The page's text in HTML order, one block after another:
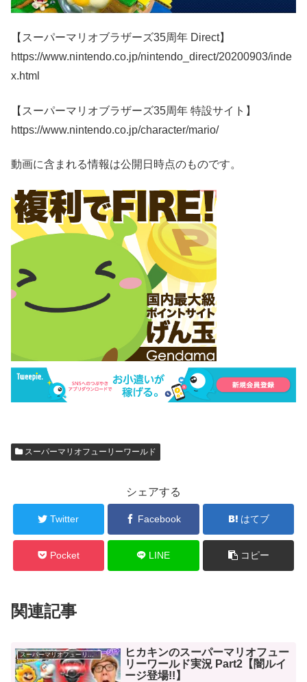
【スーパーマリオブラザーズ35周年 Direct】
https://www.nintendo.co.jp/nintendo_direct/20200903/inde
x.html
【スーパーマリオブラザーズ35周年 特設サイト】
https://www.nintendo.co.jp/character/mario/
動画に含まれる情報は公開日時点のものです。
スーパーマリオフューリーワールド
シェアする
Twitter Facebook はてブ
Pocket LINE コピー
関連記事
スーパーマリオフューリーワールド
ヒカキンのスーパーマリオフュー
リーワールド実況 Part2【闇ルイ
ージ登場!!】